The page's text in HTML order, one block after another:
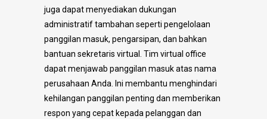
juga dapat menyediakan dukungan
administratif tambahan seperti pengelolaan
panggilan masuk, pengarsipan, dan bahkan
bantuan sekretaris virtual. Tim virtual office
dapat menjawab panggilan masuk atas nama
perusahaan Anda. Ini membantu menghindari
kehilangan panggilan penting dan memberikan
respon yang cepat kepada pelanggan dan